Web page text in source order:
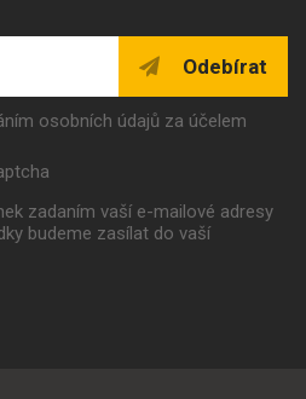
Odebírat
osobních údajů za účelem
zadaním vaší e-mailové adresy
budeme zasílat do vaší